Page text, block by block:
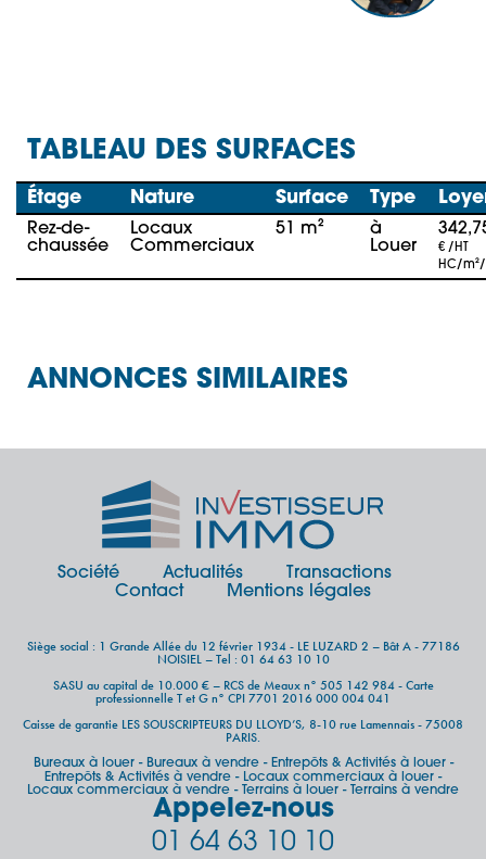
TABLEAU DES SURFACES
Étage Nature Surface Type
Rez-de-
chaussée
Locaux
Commerciaux
51 m²
à
Louer
€ /HT
HC/
ANNONCES SIMILAIRES
Société Actualités
Transactions
Contact
Mentions légales
Siège social : 1 Grande Allée du 12 février 1934 - LE LUZARD 2 – Bât A - 77186
NOISIEL – Tel : 01 64 63 10 10
SASU au capital de 10.000 € – RCS de Meaux n° 505 142 984 - Carte
professionnelle T et G n° CPI 7701 2016 000 004 041
Caisse de garantie LES SOUSCRIPTEURS DU LLOYD’S, 8-10 rue Lamennais - 75008
PARIS.
Bureaux à louer- Bureaux à vendre- Entrepôts & Activités à louer-
Entrepôts & Activités à vendre - Locaux commerciaux à louer -
Locaux commerciaux à vendre - Terrains à louer - Terrains à vendre
Appelez-nous
01 64 63 10 10